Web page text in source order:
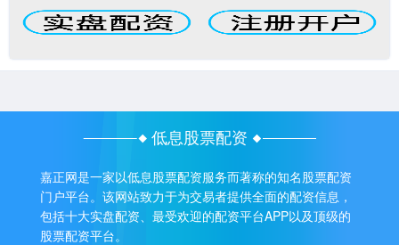
低息股票配资
嘉正网是一家以低息股票配资服务而著称的知名股票配资
门户平台。该网站致力于为交易者提供全面的配资信息，
包括十大实盘配资、最受欢迎的配资平台APP以及顶级的
股票配资平台。